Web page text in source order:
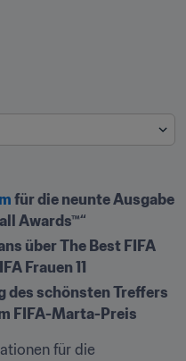
für die neunte Ausgabe
Awards™“
über The Best FIFA
Frauen 11
des schönsten Treffers
FIFA-Marta-Preis
für die